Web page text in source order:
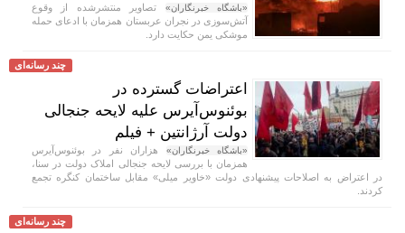
«باشگاه خبرنگاران» تصاویر منتشرشده از وقوع
آتش‌سوزی در نجران عربستان همزمان با ادعای حمله
موشکی یمن حکایت دارد.
چند رسانه‌ای
اعتراضات گسترده در
بوئنوس‌آیرس علیه لایحه جنجالی
دولت آرژانتین + فیلم
«باشگاه خبرنگاران» هزاران نفر در بوئنوس‌آیرس
همزمان با بررسی لایحه جنجالی املاک دولت در سنا،
در اعتراض به اصلاحات پیشنهادی دولت «خاویر میلی» مقابل ساختمان کنگره تجمع
کردند.
چند رسانه‌ای